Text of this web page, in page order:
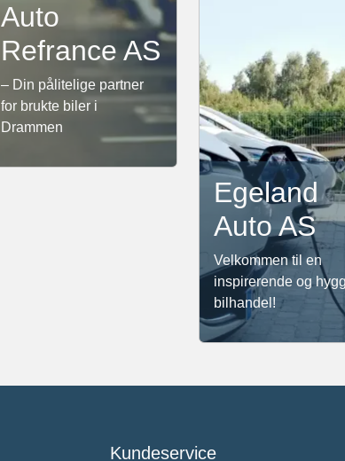
Auto
Refrance AS
– Din pålitelige partner
for brukte biler i
Drammen
Egeland
Auto AS
Velkommen til en
inspirerende og
bilhandel!
Kundeservice